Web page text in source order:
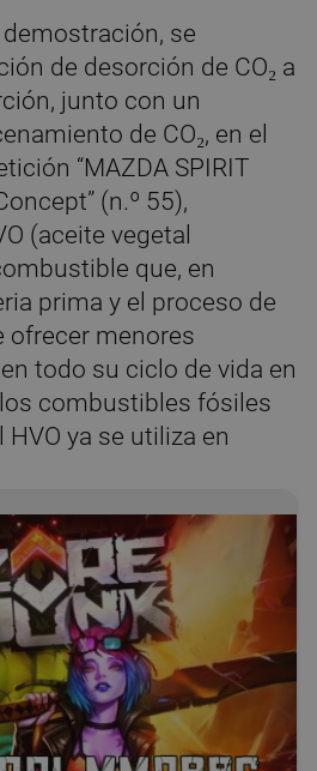
se
de desorción de CO₂ a
junto con un
de CO₂, en el
“MAZDA SPIRIT
(n.º 55),
(aceite vegetal
que, en
prima y el proceso de
ofrecer menores
todo su ciclo de vida en
combustibles fósiles
ya se utiliza en